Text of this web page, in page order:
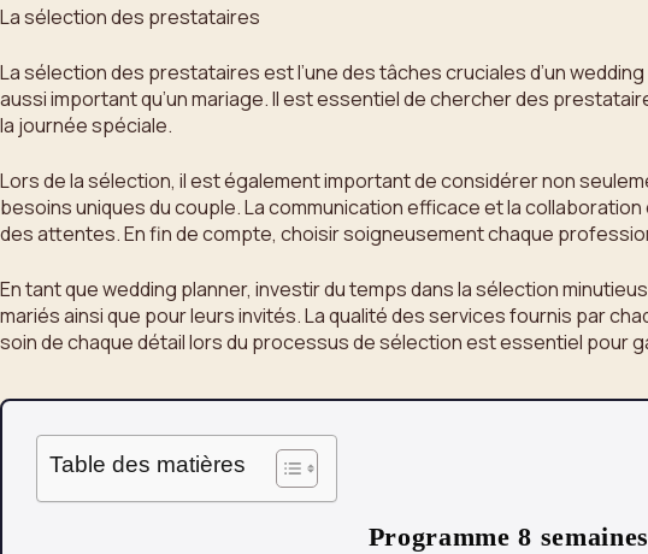
La sélection des prestataires
La sélection des prestataires est l’une des tâches cruciales d’un
aussi important qu’un mariage. Il est essentiel de chercher des
la journée spéciale.
Lors de la sélection, il est également important de considérer non
besoins uniques du couple. La communication efficace et la
des attentes. En fin de compte, choisir soigneusement chaque
En tant que wedding planner, investir du temps dans la sélection
mariés ainsi que pour leurs invités. La qualité des services fournis par
soin de chaque détail lors du processus de sélection est essentiel pour
Table des matières
Programme 8